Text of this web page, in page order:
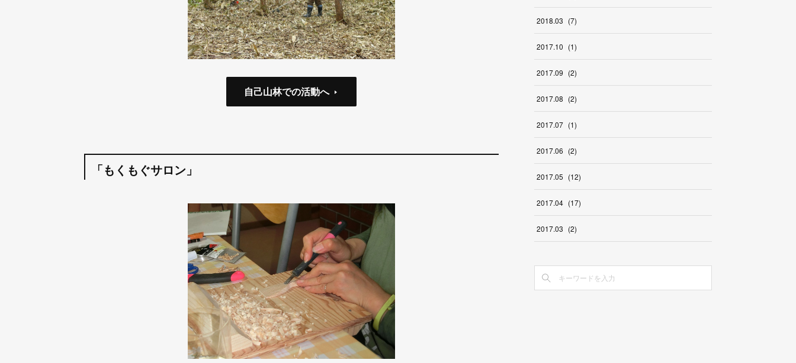
自己山林での活動へ
「もくもぐサロン」
2018.03 (7)
2017.10 (1)
2017.09 (2)
2017.08 (2)
2017.07 (1)
2017.06 (2)
2017.05 (12)
2017.04 (17)
2017.03 (2)